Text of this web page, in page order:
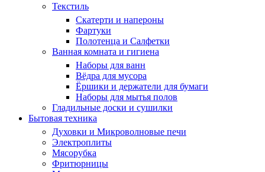
Текстиль
Скатерти и напероны
Фартуки
Полотенца и Салфетки
Ванная комната и гигиена
Наборы для ванн
Вёдра для мусора
Ёршики и держатели для бумаги
Наборы для мытья полов
Гладильные доски и сушилки
Бытовая техника
Духовки и Микроволновые печи
Электроплиты
Мясорубка
Фритюрницы